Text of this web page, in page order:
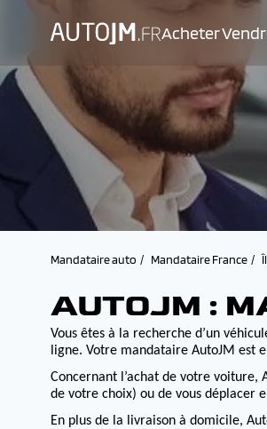
Acheter
Mandataire auto Mandataire France
AUTOJM :
Vous êtes à la recherche d’un
ligne. Votre mandataire AutoJM est
Concernant l’achat de votre voiture,
de votre choix) ou de vous déplacer
En plus de la livraison à domicile,